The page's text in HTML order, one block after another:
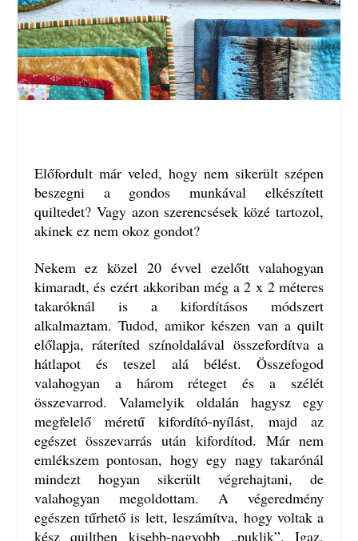
Előfordult már veled, hogy nem sikerült szépen
beszegni a gondos munkával elkészített
quiltedet? Vagy azon szerencsések közé tartozol,
akinek ez nem okoz gondot?
Nekem ez közel 20 évvel ezelőtt valahogyan
kimaradt, és ezért akkoriban még a 2 x 2 méteres
takaróknál is a kifordításos módszert
alkalmaztam. Tudod, amikor készen van a quilt
előlapja, ráteríted színoldalával összefordítva a
hátlapot és teszel alá bélést. Összefogod
valahogyan a három réteget és a szélét
összevarrod. Valamelyik oldalán hagysz egy
megfelelő méretű kifordító-nyílást, majd az
egészet összevarrás után kifordítod. Már nem
emlékszem pontosan, hogy egy nagy takarónál
mindezt hogyan sikerült végrehajtani, de
valahogyan megoldottam. A végeredmény
egészen tűrhető is lett, leszámítva, hogy voltak a
kész quiltben kisebb-nagyobb „puklik”. Igaz,